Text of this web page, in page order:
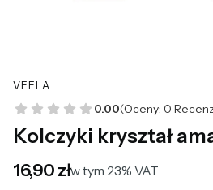
VEELA
0.00(Oceny: 0
Kolczyki kryształ
Cena
16,90 złw tym 23% VAT
w tym 23% VAT